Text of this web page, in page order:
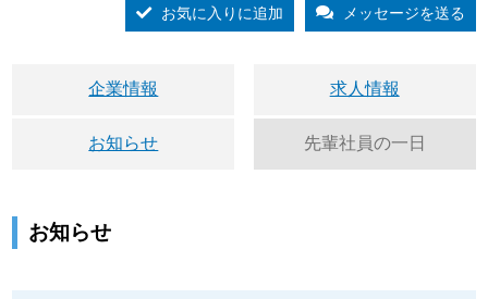
お気に入りに追加 メッセージを送る
企業情報 求人情報
お知らせ 先輩社員の一日
お知らせ